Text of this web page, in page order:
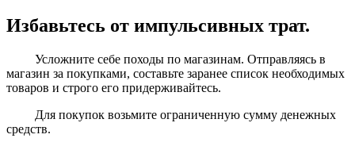
Избавьтесь от импульсивных трат.
Усложните себе походы по магазинам. Отправляясь в
магазин за покупками, составьте заранее список необходимых
товаров и строго его придерживайтесь.
Для покупок возьмите ограниченную сумму денежных
средств.